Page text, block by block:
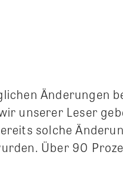
Änderungen
unserer Leser
solche
Über 90